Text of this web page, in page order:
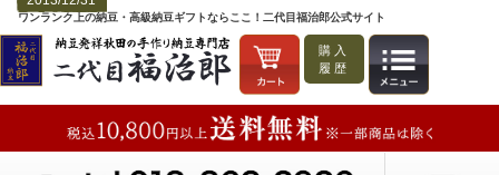
ワンランク上の納豆・高級納豆ギフトならここ！二代目福治郎公式サイト
購入
履歴